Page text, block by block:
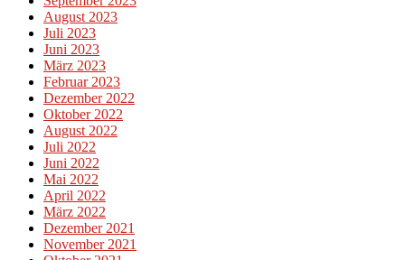
August 2023
Juli 2023
Juni 2023
März 2023
Februar 2023
Dezember 2022
Oktober 2022
August 2022
Juli 2022
Juni 2022
Mai 2022
April 2022
März 2022
Dezember 2021
November 2021